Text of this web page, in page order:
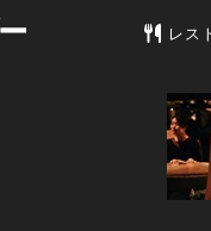
東京カ
レス